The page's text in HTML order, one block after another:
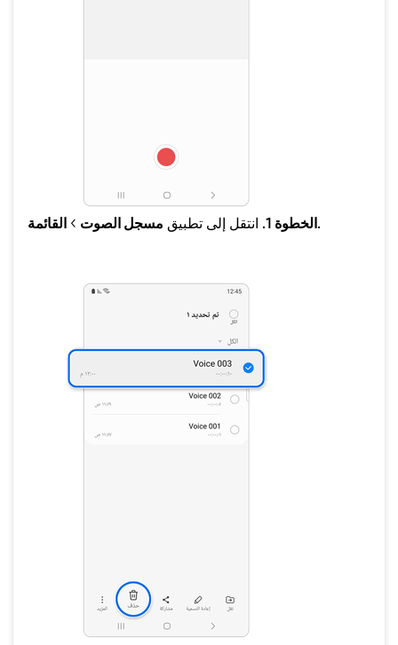
الخطوة 1. انتقل إلى تطبيق مسجل الصوت > القائمة.